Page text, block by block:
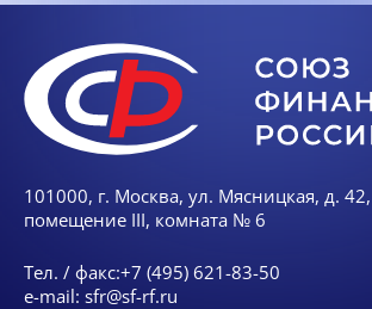
101000, г. Москва, ул. Мясницкая, д.
помещение III, комната № 6
Тел. / факс:+7 (495) 621-83-50
e-mail: sfr@sf-rf.ru